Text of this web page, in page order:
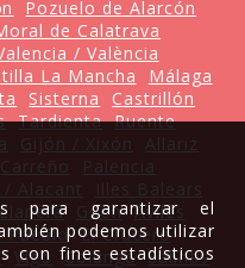
Pozuelo de Alarcón
de Calatrava
/ València
La Mancha
Málaga
Sisterna
Castrillón
Tardienta Ruente
Llanera Gijón Avilés
Pueblo El Crucero
Vigo Colunga Salinas
para garantizar el
podemos utilizar
con fines estadísticos